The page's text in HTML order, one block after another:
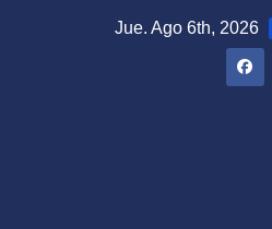
Jue. Ago 6th, 2026